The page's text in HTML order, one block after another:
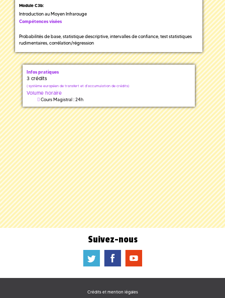
Module C3b:
Introduction au Moyen Infrarouge
Compétences visées
Probabilités de base, statistique descriptive, intervalles de confiance, test statistiques
rudimentaires, corrélation/régression
Infos pratiques
3 crédits
( système européen de transfert et d'accumulation de crédits)
Volume horaire
Cours Magistral : 24h
Suivez-nous
a b f
Crédits et mention légales